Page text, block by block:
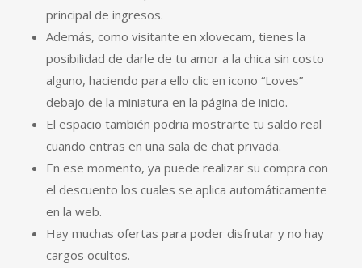
principal de ingresos.
Además, como visitante en xlovecam, tienes la
posibilidad de darle de tu amor a la chica sin costo
alguno, haciendo para ello clic en icono “Loves”
debajo de la miniatura en la página de inicio.
El espacio también podria mostrarte tu saldo real
cuando entras en una sala de chat privada.
En ese momento, ya puede realizar su compra con
el descuento los cuales se aplica automáticamente
en la web.
Hay muchas ofertas para poder disfrutar y no hay
cargos ocultos.